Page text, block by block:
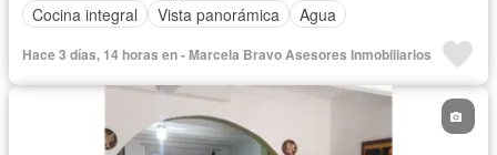
Cocina integral
Vista panorámica Agua
Hace 3 días, 14 horas en - Marcela Bravo Asesores Inmobiliarios